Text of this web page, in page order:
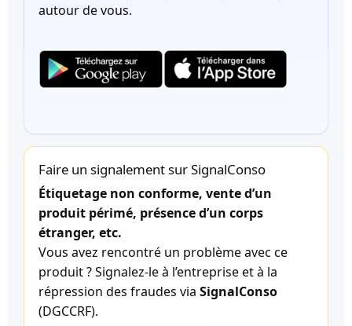
autour de vous.
Faire un signalement sur SignalConso
Étiquetage non conforme, vente d’un
produit périmé, présence d’un corps
étranger, etc.
Vous avez rencontré un problème avec ce
produit ? Signalez-le à l’entreprise et à la
répression des fraudes via SignalConso
(DGCCRF).